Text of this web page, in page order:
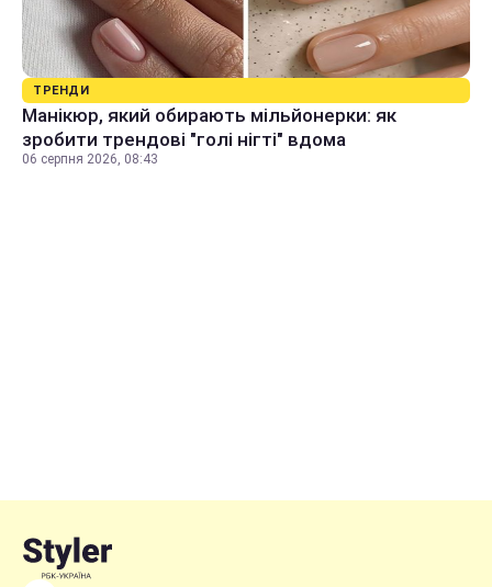
ТРЕНДИ
Манікюр, який обирають мільйонерки: як
зробити трендові "голі нігті" вдома
06 серпня 2026, 08:43